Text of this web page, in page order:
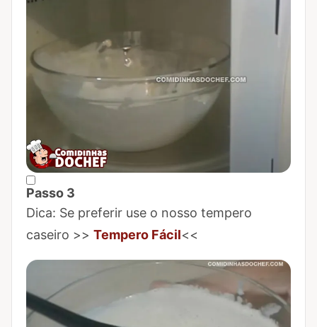
Passo 3
Marcar Passo 3 como concluído
Dica: Se preferir use o nosso tempero
caseiro >> Tempero Fácil<<